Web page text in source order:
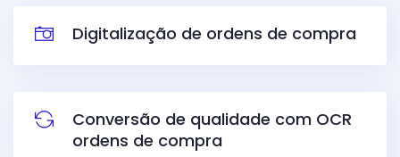
Digitalização de ordens de compra
Conversão de qualidade com OCR
ordens de compra